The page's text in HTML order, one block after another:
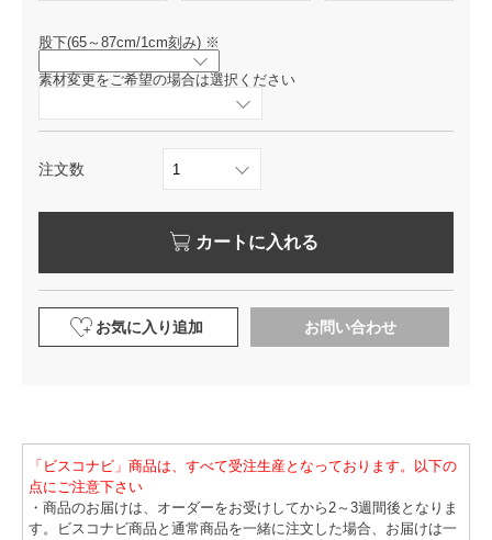
股下(65～87cm/1cm刻み) ※
素材変更をご希望の場合は選択ください
注文数
カートに入れる
お気に入り追加 お問い合わせ
「ビスコナビ」商品は、すべて受注生産となっております。以下の
点にご注意下さい
・商品のお届けは、オーダーをお受けしてから2～3週間後となりま
す。ビスコナビ商品と通常商品を一緒に注文した場合、お届けは一